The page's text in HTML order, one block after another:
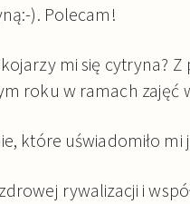
). Polecam!
mi się cytryna?
roku w ramach zajęć
które uświadomiło
rywalizacji i